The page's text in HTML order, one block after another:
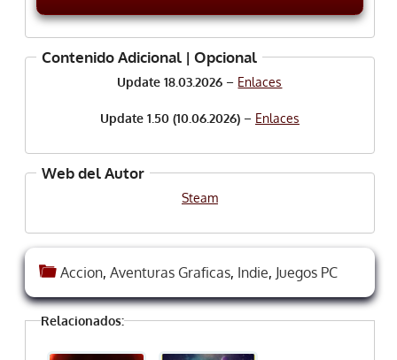
Contenido Adicional | Opcional
Update 18.03.2026 – Enlaces
Update 1.50 (10.06.2026)– Enlaces
Web del Autor
Steam
Accion, Aventuras Graficas, Indie, Juegos PC
Relacionados: